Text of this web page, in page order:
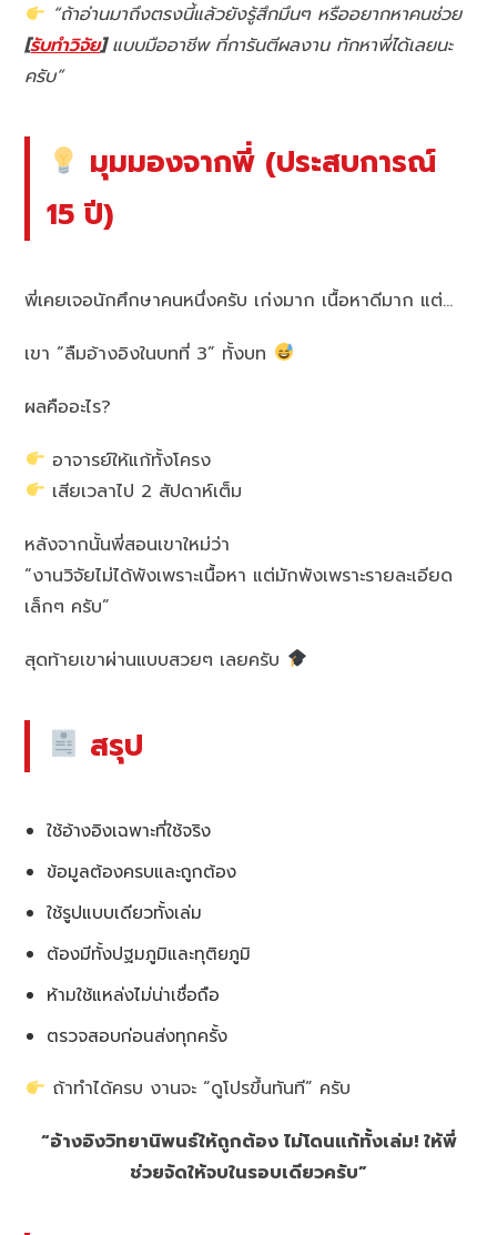
“ถ้าอ่านมาถึงตรงนี้แล้วยังรู้สึกมึนๆ หรืออยากหาคนช่วย
[รับทำวิจัย]แบบมืออาชีพ ที่การันตีผลงาน ทักหาพี่ได้เลยนะ
ครับ”
มุมมองจากพี่ (ประสบการณ์
15 ปี)
พี่เคยเจอนักศึกษาคนหนึ่งครับ เก่งมาก เนื้อหาดีมาก แต่…
เขา “ลืมอ้างอิงในบทที่ 3” ทั้งบท
ผลคืออะไร?
อาจารย์ให้แก้ทั้งโครง
เสียเวลาไป 2 สัปดาห์เต็ม
หลังจากนั้นพี่สอนเขาใหม่ว่า
“งานวิจัยไม่ได้พังเพราะเนื้อหา แต่มักพังเพราะรายละเอียด
เล็กๆ ครับ”
สุดท้ายเขาผ่านแบบสวยๆ เลยครับ
สรุป
ใช้อ้างอิงเฉพาะที่ใช้จริง
ข้อมูลต้องครบและถูกต้อง
ใช้รูปแบบเดียวทั้งเล่ม
ต้องมีทั้งปฐมภูมิและทุติยภูมิ
ห้ามใช้แหล่งไม่น่าเชื่อถือ
ตรวจสอบก่อนส่งทุกครั้ง
ถ้าทำได้ครบ งานจะ “ดูโปรขึ้นทันที” ครับ
“อ้างอิงวิทยานิพนธ์ให้ถูกต้อง ไม่โดนแก้ทั้งเล่ม! ให้พี่
ช่วยจัดให้จบในรอบเดียวครับ”